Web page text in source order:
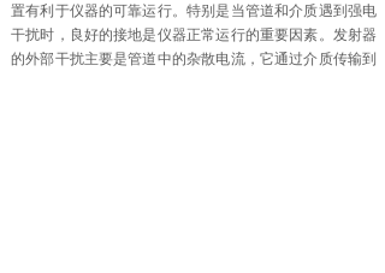
置有利于仪器的可靠运行。特别是当管道和介质遇到强电
干扰时，良好的接地是仪器正常运行的重要因素。发射器
的外部干扰主要是管道中的杂散电流，它通过介质传输到